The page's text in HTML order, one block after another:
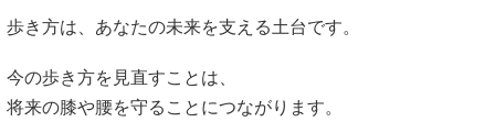
歩き方は、あなたの未来を支える土台です。
今の歩き方を見直すことは、
将来の膝や腰を守ることにつながります。